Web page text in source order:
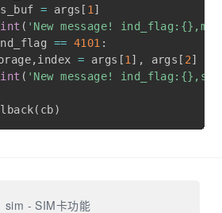
= args [ 1]
( 'New message!
== 4101 :
storage
,index = args [1] , args [ 2]
( 'New message!
( cb)
sim - SIM卡功能